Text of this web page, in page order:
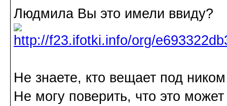
Людмила Вы это имели ввиду?
Не знаете, кто вещает под
Не могу поверить, что это